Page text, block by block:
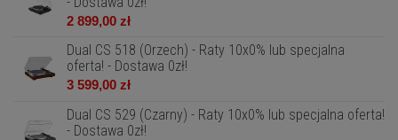
2 899,00 zł
Dual CS 518 (Orzech) - Raty 10x0% lub specjalna
oferta! - Dostawa 0zł!
3 599,00 zł
Dual CS 529 (Czarny) - Raty 10x0% lub specjalna oferta!
- Dostawa 0zł!